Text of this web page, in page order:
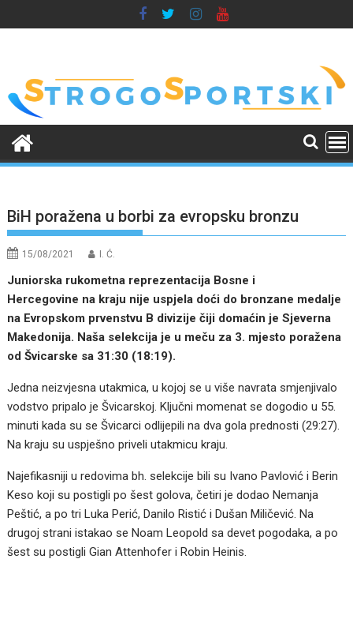
to
BiH poražena u borbi za evropsku bronzu
15/08/2021 I. Ć.
Juniorska rukometna reprezentacija Bosne i
Hercegovine na kraju nije uspjela doći do bronzane medalje
na Evropskom prvenstvu B divizije čiji domaćin je Sjeverna
Makedonija. Naša selekcija je u meču za 3. mjesto poražena
od Švicarske sa 31:30 (18:19).
Jedna neizvjesna utakmica, u kojoj se u više navrata smjenjivalo
vodstvo pripalo je Švicarskoj. Ključni momenat se dogodio u 55.
minuti kada su se Švicarci odlijepili na dva gola prednosti (29:27).
Na kraju su uspješno priveli utakmicu kraju.
Najefikasniji u redovima bh. selekcije bili su Ivano Pavlović i Berin
Keso koji su postigli po šest golova, četiri je dodao Nemanja
Peštić, a po tri Luka Perić, Danilo Ristić i Dušan Miličević. Na
drugoj strani istakao se Noam Leopold sa devet pogodaka, a po
šest su postigli Gian Attenhofer i Robin Heinis.